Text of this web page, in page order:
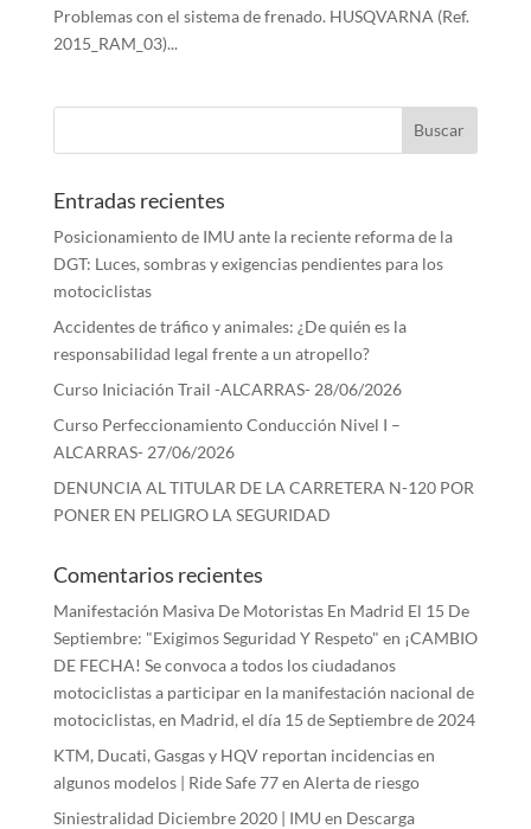
Problemas con el sistema de frenado. HUSQVARNA (Ref.
2015_RAM_03)...
Entradas recientes
Posicionamiento de IMU ante la reciente reforma de la
DGT: Luces, sombras y exigencias pendientes para los
motociclistas
Accidentes de tráfico y animales: ¿De quién es la
responsabilidad legal frente a un atropello?
Curso Iniciación Trail -ALCARRAS- 28/06/2026
Curso Perfeccionamiento Conducción Nivel I –
ALCARRAS- 27/06/2026
DENUNCIA AL TITULAR DE LA CARRETERA N-120 POR
PONER EN PELIGRO LA SEGURIDAD
Comentarios recientes
Manifestación Masiva De Motoristas En Madrid El 15 De
Septiembre: "Exigimos Seguridad Y Respeto" en ¡CAMBIO
DE FECHA! Se convoca a todos los ciudadanos
motociclistas a participar en la manifestación nacional de
motociclistas, en Madrid, el día 15 de Septiembre de 2024
KTM, Ducati, Gasgas y HQV reportan incidencias en
algunos modelos | Ride Safe 77en Alerta de riesgo
Siniestralidad Diciembre 2020 | IMU en Descarga